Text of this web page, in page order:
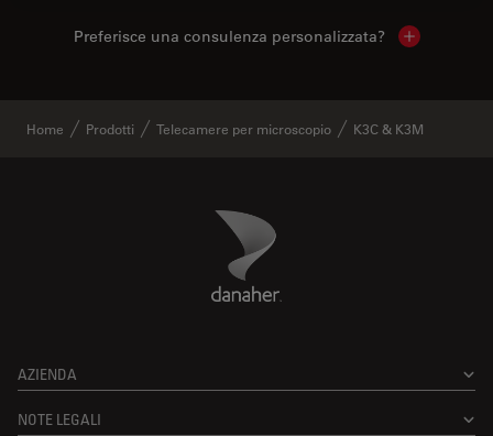
Preferisce una consulenza personalizzata? Show local
Home Prodotti Telecamere per microscopio K3C & K3M
Danaher Logo
AZIENDA
NOTE LEGALI